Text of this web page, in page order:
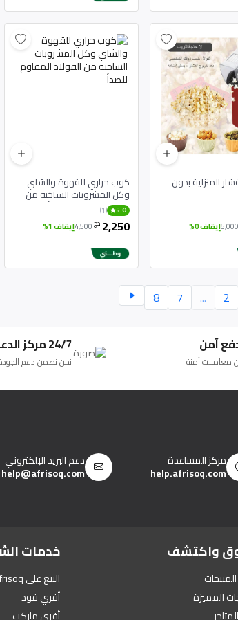
المنزلية بدون
5,000إيقاف 0%
كوب حراري للقهوة والشاي
وكل المشروبات الساخنة من
الفولاذ المقاوم للصدأ
5.0
(1)
2,250 دج4,500إيقاف 1%
2
...
7
8
معاملات آمنة
24/7 مركز الدعم
نحن نضمن دعم
مركز المساعدة
help.afrisoq.com
دعم البريد الإلكتروني
help@afrisoq.com
واكتشف
المميزة
خدمات
البيع على afrisoq
أفري فود
أفري ماركت